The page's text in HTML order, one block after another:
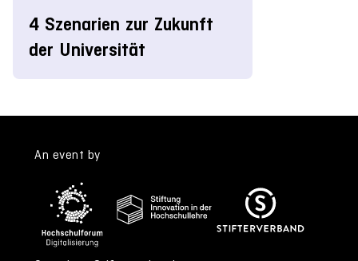
4 Szenarien zur Zukunft
der Universität
An event by